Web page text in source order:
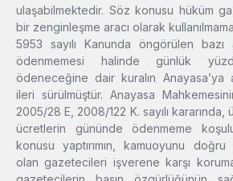
ulaşabilmektedir. Söz konusu hüküm
bir zenginleşme aracı olarak
5953 sayılı Kanunda öngörülen bazı
ödenmemesi halinde günlük
ödeneceğine dair kuralın Anayasa’ya
ileri sürülmüştür. Anayasa
2005/28 E, 2008/122 K. sayılı kararında,
ücretlerin gününde ödenmeme
konusu yaptırımın, kamuoyunu
olan gazetecileri işverene karşı koruma